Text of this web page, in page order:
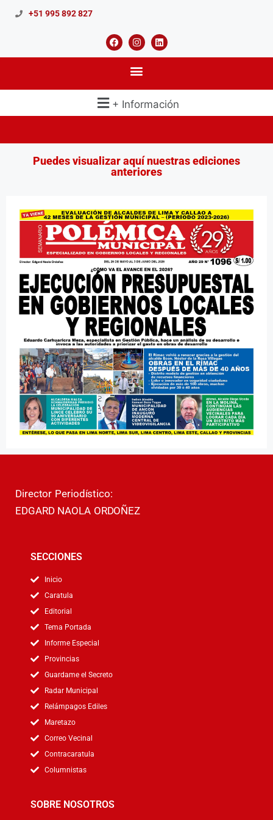
+51 995 892 827
+ Información
Puedes visualizar aquí nuestras ediciones
anteriores
Director Periodístico:
EDGARD NAOLA ORDOÑEZ
SECCIONES
Inicio
Caratula
Editorial
Tema Portada
Informe Especial
Provincias
Guardame el Secreto
Radar Municipal
Relámpagos Ediles
Maretazo
Correo Vecinal
Contracaratula
Columnistas
SOBRE NOSOTROS